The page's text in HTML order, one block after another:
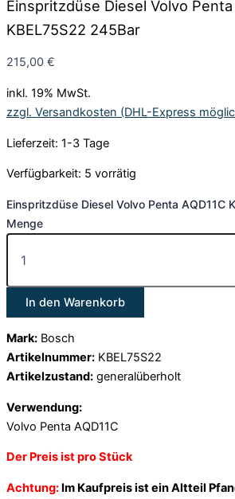
Einspritzdüse Diesel Volvo Penta
KBEL75S22 245Bar
215,00 €
inkl. 19% MwSt.
zzgl. Versandkosten (DHL-Express
Lieferzeit: 1-3 Tage
Verfügbarkeit: 5 vorrätig
Einspritzdüse Diesel Volvo Penta AQD11C
Menge
In den Warenkorb
Mark: Bosch
Artikelnummer: KBEL75S22
Artikelzustand: generalüberholt
Verwendung:
Volvo Penta AQD11C
Der Preis ist pro Stück
Achtung: Im Kaufpreis ist ein Altteil